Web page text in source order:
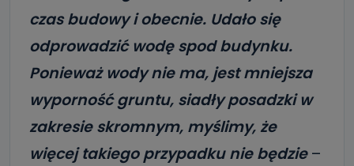
czas budowy i obecnie. Udało się
odprowadzić wodę spod budynku.
Ponieważ wody nie ma, jest mniejsza
wyporność gruntu, siadły posadzki w
zakresie skromnym, myślimy, że
więcej takiego przypadku nie będzie–